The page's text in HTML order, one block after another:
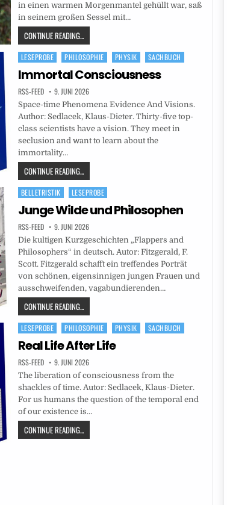
in einen warmen Morgenmantel gehüllt war, saß
in seinem großen Sessel mit…
CONTINUE READING...
Posted
in
LESEPROBE PHILOSOPHIE PHYSIK SACHBUCH
Immortal Consciousness
RSS-FEED 9. JUNI 2026
Space-time Phenomena Evidence And Visions.
Author: Sedlacek, Klaus-Dieter. Thirty-five top-
class scientists have a vision. They meet in
seclusion and want to learn about the
immortality…
CONTINUE READING...
Posted
in
BELLETRISTIK LESEPROBE
Junge Wilde und Philosophen
RSS-FEED 9. JUNI 2026
Die kultigen Kurzgeschichten „Flappers and
Philosophers“ in deutsch. Autor: Fitzgerald, F.
Scott. Fitzgerald schafft ein treffendes Porträt
von schönen, eigensinnigen jungen Frauen und
ausschweifenden, vagabundierenden…
CONTINUE READING...
Posted
in
LESEPROBE PHILOSOPHIE PHYSIK SACHBUCH
Real Life After Life
RSS-FEED 9. JUNI 2026
The liberation of consciousness from the
shackles of time. Autor: Sedlacek, Klaus-Dieter.
For us humans the question of the temporal end
of our existence is…
CONTINUE READING...